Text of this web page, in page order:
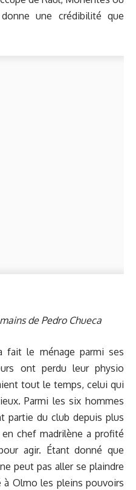
une crédibilité que
de Pedro Chueca
fait le ménage parmi ses
ont perdu leur physio
tout le temps, celui qui
Parmi les six hommes
partie du club depuis plus
chef madrilène a profité
agir. Étant donné que
peut pas aller se plaindre
à Olmo les pleins pouvoirs